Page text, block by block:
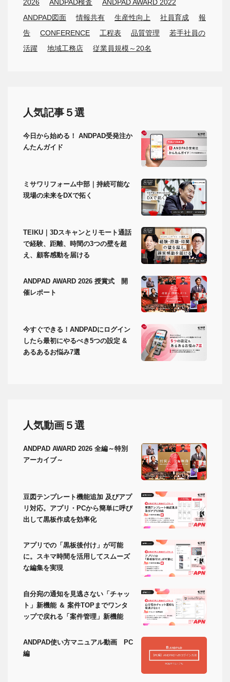
2026 ANDPAD検査
ANDPAD AWARD 2022
ANDPAD図面
情報共有 生産性向上 社員育成
報
告
CONFERENCE 工程表 品質管理
若手社員の
活躍
地域工務店 従業員規模～20名
人気記事５選
今日から始める！ ANDPAD受発注か
んたんガイド
ミサワリフォーム中部｜持続可能な
現場の未来をDXで拓く
TEIKU｜3Dスキャンとリモート通話
で経験、距離、時間の3つの壁を超
え、顧客感動を届ける
ANDPAD AWARD 2026 授賞式 開
催レポート
今すぐできる！ANDPADにログイン
したら最初にやるべき5つの設定 &
あるあるお悩み7選
人気動画５選
ANDPAD AWARD 2026 全編～特別
アーカイブ～
豆図テンプレート機能追加 及びアプ
リ対応。アプリ・PCから簡単に呼び
出して黒板作成を効率化
アプリでの「黒板後付け」が可能
に。スキマ時間を活用してスムーズ
な編集を実現
自分宛の通知を見逃さない「チャッ
ト」新機能 ＆ 案件TOPまでワンタ
ップで戻れる「案件管理」新機能
ANDPAD使い方マニュアル動画 PC
編